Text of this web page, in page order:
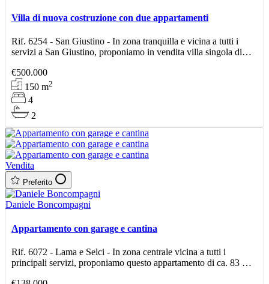
Villa di nuova costruzione con due appartamenti
Rif. 6254 - San Giustino - In zona tranquilla e vicina a tutti i
servizi a San Giustino, proponiamo in vendita villa singola di
€500.000
150m2
4
2
Vendita
Preferito
Daniele Boncompagni
Appartamento con garage e cantina
Rif. 6072 - Lama e Selci - In zona centrale vicina a tutti i
principali servizi, proponiamo questo appartamento di ca. 83 mq